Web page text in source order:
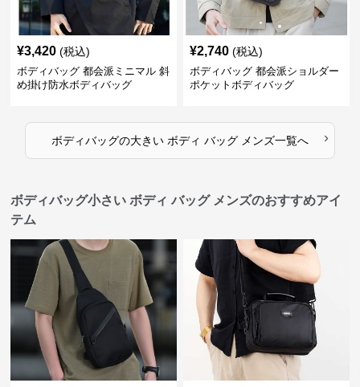
¥3,420 (税込)
ボディバッグ 都会派ミニマル 斜
め掛け防水ボディバッグ
¥2,740 (税込)
ボディバッグ 都会派ショルダー
ポケットボディバッグ
ボディバッグの大きい ボディ バッグ メンズ一覧へ ›
ボディバッグ小さい ボディ バッグ メンズのおすすめアイ
テム